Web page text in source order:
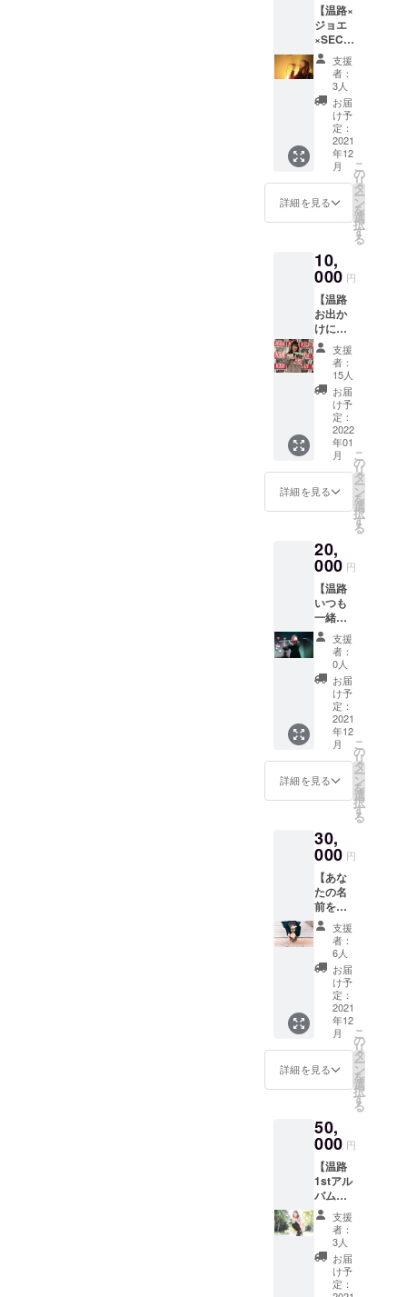
【温路×
ジョエ
×SEC】
プラ
ン オ
スス
メ！ ◾︎
お礼
メッ
セージ
動画 ◾︎
完成し
たアル
バムを
サイン
入りで
◾︎じょえ
さんと
のツー
マン
LIVEに
ご招
待！
※2021
年12月
に黒崎
SECに
て行わ
れま
す。 ※
会場ま
での交
通は自
しま
す。
支援
者：
3人
お届
け予
定：
2021
年12
月
詳細を見る
こ
の
リ
タ
ー
ン
を
選
択
す
る
10,
000 円
【温路
お出か
けに連
れてっ
て】プ
ラン ◾︎
クラウ
ドファ
ンディ
ング活
動報告
◾︎お礼
メッ
セージ
動画 ◾︎
メッ
付きポ
スト
カード
◾︎クラウ
ドファ
ンディ
ング限
定グッ
ズ
トート
バッグ
(直筆) ◾︎
クラウ
ドファ
ンディ
ング限
定メイ
たアル
バムを
サイン
入りで
お届け
支援
者：
15人
お届
け予
定：
2022
年01
月
詳細を見る
こ
の
リ
タ
ー
ン
を
選
択
す
る
20,
000 円
【温路
いつも
一緒だ
よ】プ
ラン ◾︎
クラウ
ドファ
ンディ
ング活
動報告
◾︎お礼
メッ
セージ
動画 ◾︎
メッ
セージ
スト
カード
◾︎新グッ
ズ『カ
レン
ダー』
(2022年
1月始ま
グッズ
『缶
バッ
チ』 ◾︎
クラウ
ドファ
ンディ
ングメ
◾︎完成し
たアル
バムを
最短で
お届け
(サイン
入り)
支援
者：
0人
お届
け予
定：
2021
年12
月
詳細を見る
こ
の
リ
タ
ー
ン
を
選
択
す
る
30,
000 円
【あな
たの名
前をア
ルバム
に載せ
ちゃい
ま
す！】
プラン
◾︎クラウ
ドファ
ンディ
ング活
動報告
◾︎お礼
メッ
動画 ◾︎
クラウ
ドファ
ンディ
ングメ
イキン
グ映像
◾︎メッ
セージ
付きポ
スト
カード
支援
者：
6人
お届
け予
定：
2021
年12
月
詳細を見る
こ
の
リ
タ
ー
ン
を
選
択
す
る
50,
000 円
【温路
1stアル
バムリ
リース
イベン
トご招
待】プ
ラン ◾︎
クラウ
支援
者：
3人
お届
け予
定：